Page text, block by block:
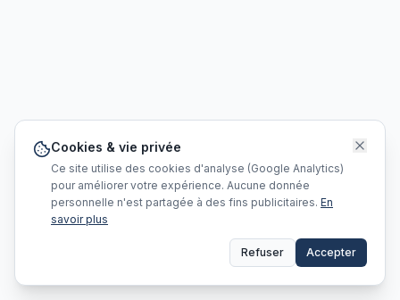
Cookies & vie privée
Ce site utilise des cookies d'analyse (Google Analytics)
pour améliorer votre expérience. Aucune donnée
personnelle n'est partagée à des fins publicitaires. En
savoir plus
Refuser Accepter